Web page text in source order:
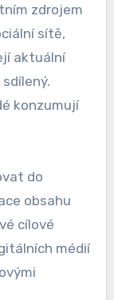
zdrojem
sítě,
aktuální
konzumují
do
obsahu
cílové
médií